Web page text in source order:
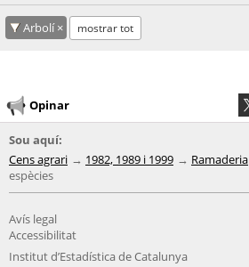
Arbolí mostrar tot
Opinar
Sou aquí:
Cens agrari
1982, 1989 i 1999 Ramaderia
espècies
Avís legal
Accessibilitat
Institut d’Estadística de Catalunya